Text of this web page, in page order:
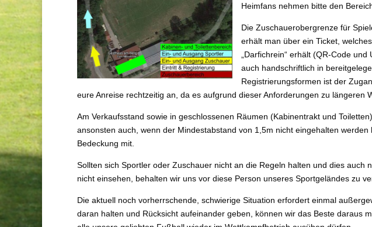
Heimfans nehmen bitte den
Die Zuschauerobergrenze für
erhält man über ein Ticket,
„Darfichrein“ erhält (QR-Code
auch handschriftlich in
Registrierungsformen ist der
eure Anreise rechtzeitig an, da es aufgrund dieser Anforderungen zu längeren
Am Verkaufsstand sowie in geschlossenen Räumen (Kabinentrakt und
ansonsten auch, wenn der Mindestabstand von 1,5m nicht eingehalten
Bedeckung mit.
Sollten sich Sportler oder Zuschauer nicht an die Regeln halten und dies auch
nicht einsehen, behalten wir uns vor diese Person unseres Sportgeländes zu
Die aktuell noch vorherrschende, schwierige Situation erfordert einmal
daran halten und Rücksicht aufeinander geben, können wir das Beste daraus